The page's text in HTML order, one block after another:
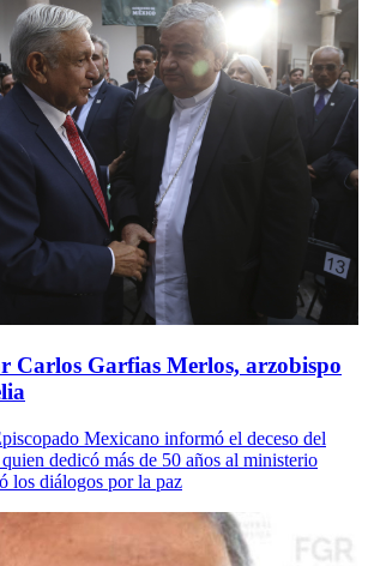
Carlos Garfias Merlos, arzobispo
Mexicano informó el deceso del
dedicó más de 50 años al ministerio
los diálogos por la paz